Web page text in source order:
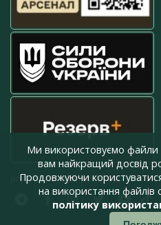
press@armyinform.com.ua
Ми використовуємо
вам найкращий досвід
Продовжуючи
на використання файлів
політику